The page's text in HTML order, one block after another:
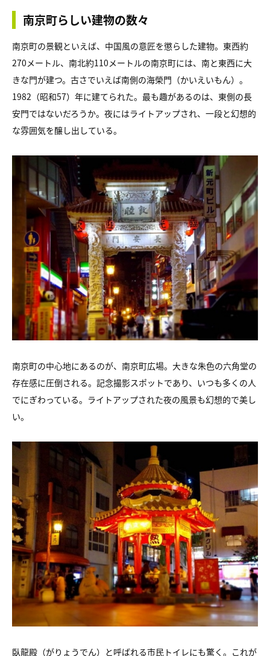
南京町らしい建物の数々
南京町の景観といえば、中国風の意匠を懲らした建物。東西約
270メートル、南北約110メートルの南京町には、南と東西に大
きな門が建つ。古さでいえば南側の海榮門（かいえいもん）。
1982（昭和57）年に建てられた。最も趣があるのは、東側の長
安門ではないだろうか。夜にはライトアップされ、一段と幻想的
な雰囲気を醸し出している。
南京町の中心地にあるのが、南京町広場。大きな朱色の六角堂の
存在感に圧倒される。記念撮影スポットであり、いつも多くの人
でにぎわっている。ライトアップされた夜の風景も幻想的で美し
い。
臥龍殿（がりょうでん）と呼ばれる市民トイレにも驚く。これが